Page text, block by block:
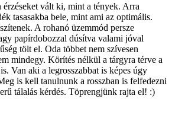
vált ki, mint a tények. Arra
tasasakba bele, mint ami az optimális.
A rohanó üzemmód persze
papírdobozzal dúsítva valami jóval
tölt el. Oda többet nem szívesen
mindegy. Körítés nélkül a tárgyra térve a
Van aki a legrosszabbat is képes úgy
is kell tanulnunk a rosszban is felfedezni
tálalás kérdés. Töprengjünk rajta el! :)